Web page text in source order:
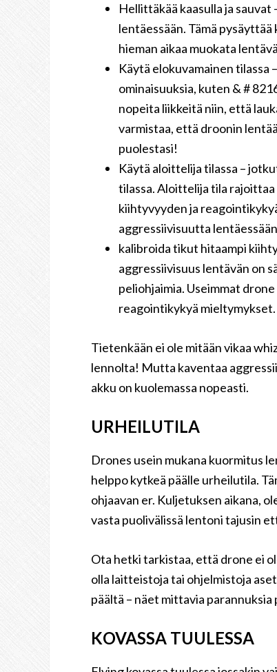
Hellittäkää kaasulla ja
lentäessään. Tämä
hieman aikaa muokata
Käytä elokuvamainen tilassa
ominaisuuksia, kuten & #
nopeita liikkeitä niin, että
varmistaa, että droonin
puolestasi!
Käytä aloittelija tilassa –
tilassa. Aloittelija tila
kiihtyvyyden ja
aggressiivisuutta
kalibroida tikut hitaampi
aggressiivisuus lentävän on
peliohjaimia. Useimmat
reagointikykyä mieltymykset.
Tietenkään ei ole mitään vikaa
lennolta! Mutta kaventaa
akku on kuolemassa nopeasti.
URHEILUTILA
Drones usein mukana kuormitus
helppo kytkeä päälle urheilutila.
ohjaavan er. Kuljetuksen aikana,
vasta puolivälissä lentoni tajusin
Ota hetki tarkistaa, että drone ei
olla laitteistoja tai ohjelmistoja
päältä – näet mittavia
KOVASSA TUULESSA